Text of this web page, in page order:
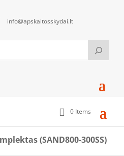
0 Items
(SAND800-300SS)